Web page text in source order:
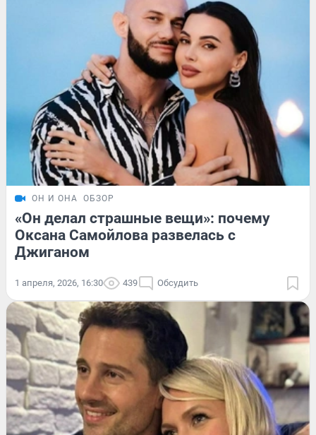
ОН И ОНА ОБЗОР
«Он делал страшные вещи»: почему
Оксана Самойлова развелась с
Джиганом
1 апреля, 2026, 16:30 439 Обсудить